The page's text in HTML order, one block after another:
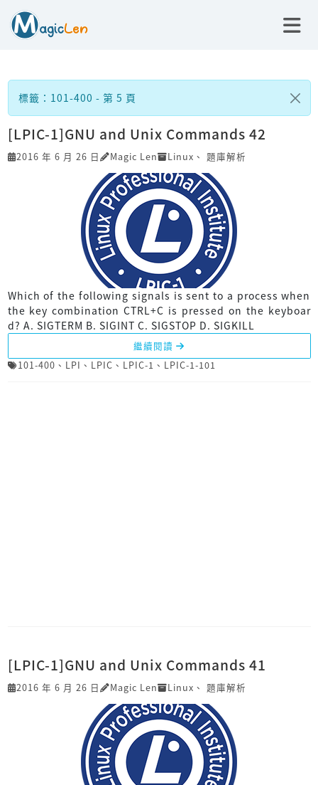
標籤：101-400 - 第 5 頁
[LPIC-1]GNU and Unix Commands 42
2016 年 6 月 26 日 Magic Len Linux 、 題庫解析
Which of the following signals is sent to a process when
the key combination CTRL+C is pressed on the keyboar
d? A. SIGTERM B. SIGINT C. SIGSTOP D. SIGKILL
繼續閱讀
101-400 、 LPI 、 LPIC 、 LPIC-1 、 LPIC-1-101
[LPIC-1]GNU and Unix Commands 41
2016 年 6 月 26 日 Magic Len Linux 、 題庫解析